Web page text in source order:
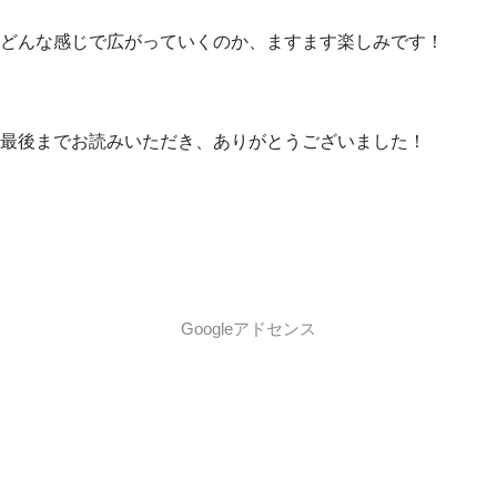
どんな感じで広がっていくのか、ますます楽しみです！
最後までお読みいただき、ありがとうございました！
Googleアドセンス